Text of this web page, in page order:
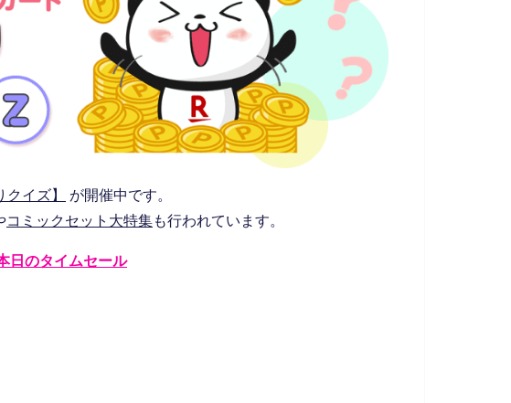
イズ】
が開催中です。
コミックセット大特集も行われています。
日のタイムセール